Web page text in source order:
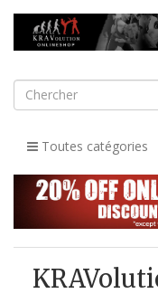
Toutes catégories